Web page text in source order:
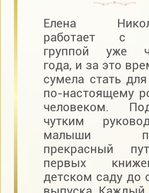
Елена
работает с
группой уже
года, и за это
сумела стать
по-настоящему
человеком.
чутким
малыши
прекрасный
первых
детском саду до